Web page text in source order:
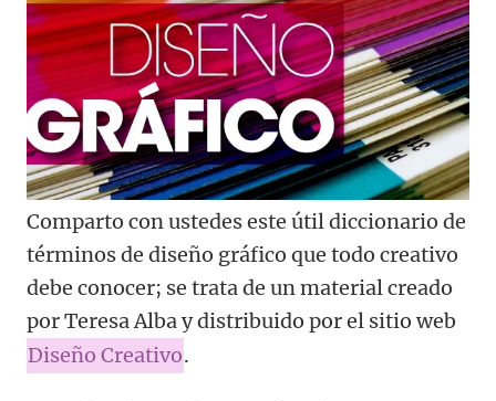
Comparto con ustedes este útil diccionario de
términos de diseño gráfico que todo creativo
debe conocer; se trata de un material creado
por Teresa Alba y distribuido por el sitio web
Diseño Creativo.